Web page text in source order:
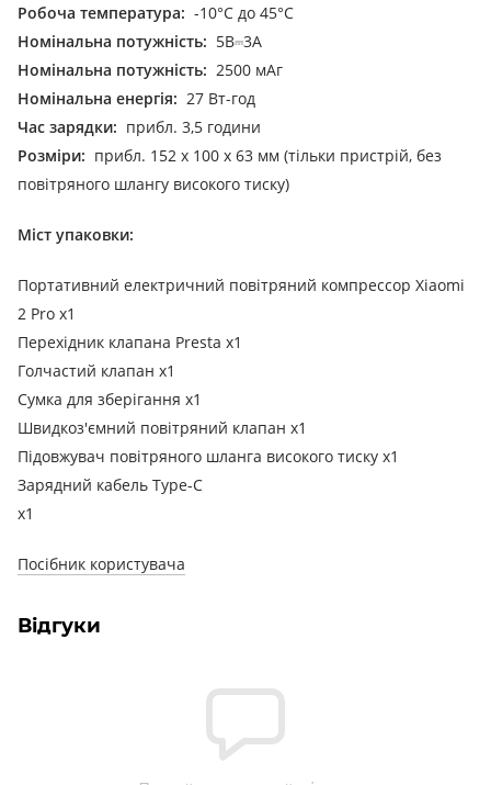
Робоча температура: -10°C до 45°C
Номінальна потужність: 5В⎓3А
Номінальна потужність: 2500 мАг
Номінальна енергія: 27 Вт-год
Час зарядки: прибл. 3,5 години
Розміри: прибл. 152 x 100 x 63 мм (тільки пристрій, без
повітряного шлангу високого тиску)
Міст упаковки:
Портативний електричний повітряний компрессор Xiaomi
2 Pro x1
Перехідник клапана Presta x1
Голчастий клапан x1
Сумка для зберігання x1
Швидкоз'ємний повітряний клапан x1
Підовжувач повітряного шланга високого тиску x1
Зарядний кабель Type-C
x1
Посібник користувача
Відгуки